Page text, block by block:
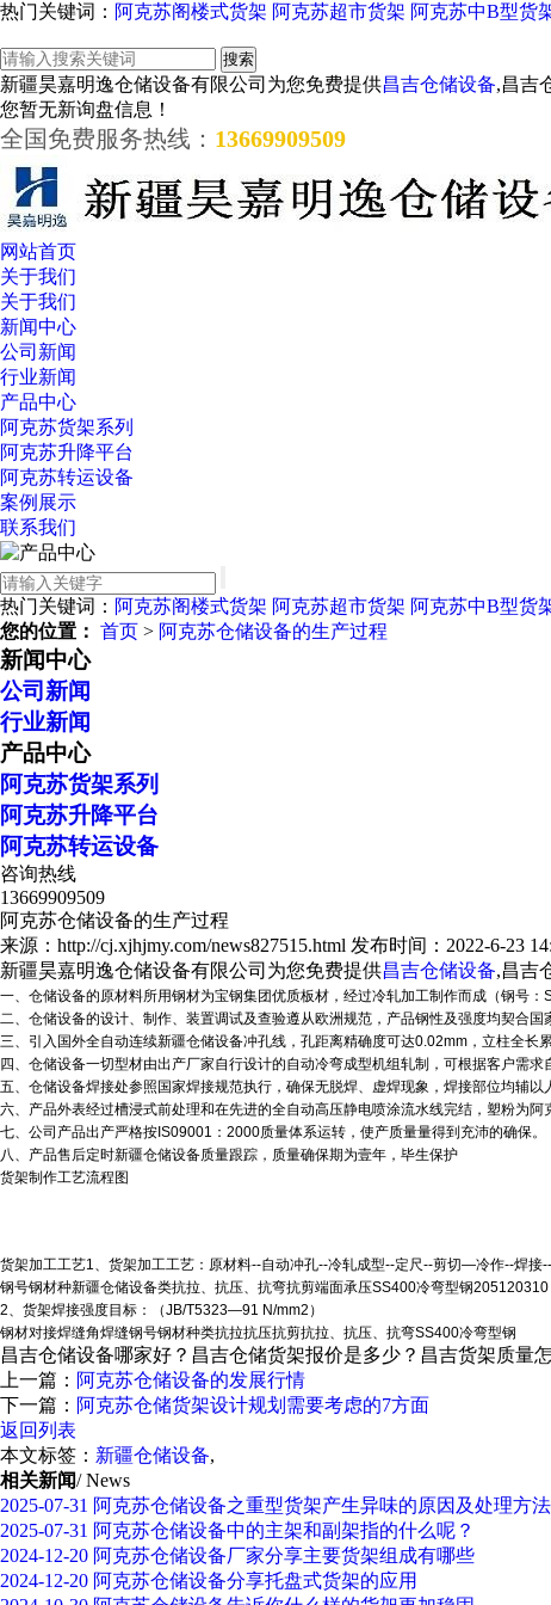
热门关键词： 阿克苏阁楼式货架 阿克苏超市货架 阿克苏中B型货
新疆昊嘉明逸仓储设备有限公司为您免费提供昌吉仓储设备,昌吉
您暂无新询盘信息！
全国免费服务热线： 13669909509
网站首页
关于我们
关于我们
新闻中心
公司新闻
行业新闻
产品中心
阿克苏货架系列
阿克苏升降平台
阿克苏转运设备
案例展示
联系我们
热门关键词： 阿克苏阁楼式货架 阿克苏超市货架 阿克苏中B型货
您的位置： 首页 > 阿克苏仓储设备的生产过程
新闻中心
公司新闻
行业新闻
产品中心
阿克苏货架系列
阿克苏升降平台
阿克苏转运设备
咨询热线
13669909509
阿克苏仓储设备的生产过程
来源：http://cj.xjhjmy.com/news827515.html 发布时间：2022-6-23
新疆昊嘉明逸仓储设备有限公司为您免费提供昌吉仓储设备,昌吉
一、仓储设备的原材料所用钢材为宝钢集团优质板材，经过冷轧加工制作而成（钢号
二、仓储设备的设计、制作、装置调试及查验遵从欧洲规范，产品钢性及强度均契合国
三、引入国外全自动连续新疆仓储设备冲孔线，孔距离精确度可达0.02mm，立柱全长
四、仓储设备一切型材由出产厂家自行设计的自动冷弯成型机组轧制，可根据客户需求
五、仓储设备焊接处参照国家焊接规范执行，确保无脱焊、虚焊现象，焊接部位均辅以
六、产品外表经过槽浸式前处理和在先进的全自动高压静电喷涂流水线完结，塑粉为
七、公司产品出产严格按IS09001：2000质量体系运转，使产质量量得到充沛的确保。
八、产品售后定时新疆仓储设备质量跟踪，质量确保期为壹年，毕生保护
货架制作工艺流程图
货架加工工艺1、货架加工工艺：原材料--自动冲孔--冷轧成型--定尺--剪切—冷作--焊
钢号钢材种新疆仓储设备类抗拉、抗压、抗弯抗剪端面承压SS400冷弯型钢205120310
2、货架焊接强度目标：（JB/T5323—91 N/mm2）
钢材对接焊缝角焊缝钢号钢材种类抗拉抗压抗剪抗拉、抗压、抗弯SS400冷弯型钢
昌吉仓储设备哪家好？昌吉仓储货架报价是多少？昌吉货架质量
上一篇： 阿克苏仓储设备的发展行情
下一篇： 阿克苏仓储货架设计规划需要考虑的7方面
返回列表
本文标签： 新疆仓储设备,
相关新闻/ News
2025-07-31 阿克苏仓储设备之重型货架产生异味的原因及处理方法
2025-07-31 阿克苏仓储设备中的主架和副架指的什么呢？
2024-12-20 阿克苏仓储设备厂家分享主要货架组成有哪些
2024-12-20 阿克苏仓储设备分享托盘式货架的应用